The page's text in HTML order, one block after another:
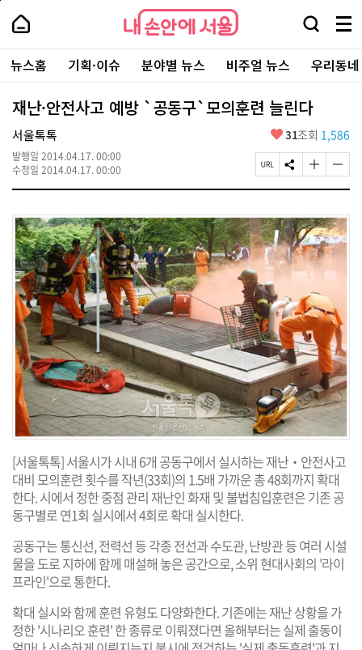
본
로
가
내
손
안
에
서
울
-
서
울
시
대
표
소
포
털
내
손
에
울
검
창
열
기
메
뉴
전
체
보
주
요
서
뉴스홈 기획·이슈 분야별 뉴스 비주얼 뉴스 우리동
재난·안전사고 예방 `공동구`모의훈련 늘린다
서울톡톡
발행일 2014.04.17. 00:00
수정일 2014.04.17. 00:00
좋
요
31조회 1,586
페
이
U
R
L
복
사
S
N
공
유
하
기
글
자
기
크
게
변
경
기
글
자
기
작
게
변
[서울톡톡] 서울시가 시내 6개 공동구에서 실시하는 재난‧안전사고
대비 모의훈련 횟수를 작년(33회)의 1.5배 가까운 총 48회까지 확대
한다. 시에서 정한 중점 관리 재난인 화재 및 불법침입훈련은 기존 공
동구별로 연1회 실시에서 4회로 확대 실시한다.
공동구는 통신선, 전력선 등 각종 전선과 수도관, 난방관 등 여러 시설
물을 도로 지하에 함께 매설해 놓은 공간으로, 소위 현대사회의 '라이
프라인'으로 통한다.
확대 실시와 함께 훈련 유형도 다양화한다. 기존에는 재난 상황을 가
정한 '시나리오 훈련' 한 종류로 이뤄졌다면 올해부터는 실제 출동이
페
상
단
로